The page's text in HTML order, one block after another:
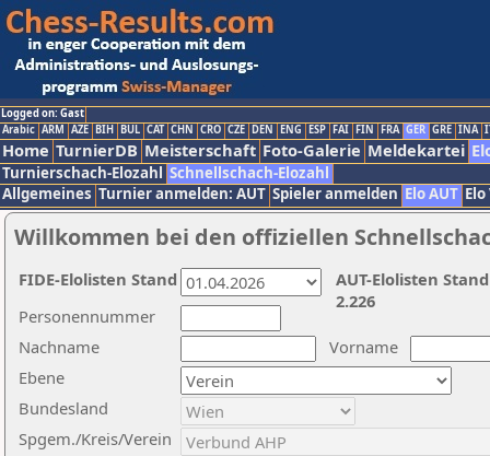
Logged on: Gast
Arabic ARM AZE BIH BUL CAT CHN CRO CZE DEN ENG ESP FAI FIN FRA GER GRE INA
Home TurnierDB Meisterschaft Foto-Galerie Meldekartei
Turnierschach-Elozahl Schnellschach-Elozahl
Allgemeines Turnier anmelden: AUT Spieler anmelden Elo AUT
Willkommen bei den offiziellen
Nachname
Vorname
Ebene
Personennummer
Bundesland
Spgem./Kreis/Verein
AUT-Elolisten
2.226
FIDE-Elolisten Stand